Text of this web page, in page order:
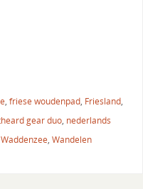
, friese woudenpad, Friesland,
gear duo, nederlands
Waddenzee, Wandelen